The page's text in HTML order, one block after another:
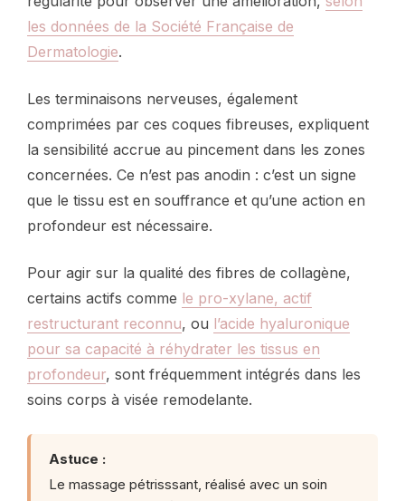
les données de la Société Française de
Dermatologie.
Les terminaisons nerveuses, également
comprimées par ces coques fibreuses, expliquent
la sensibilité accrue au pincement dans les zones
concernées. Ce n’est pas anodin : c’est un signe
que le tissu est en souffrance et qu’une action en
profondeur est nécessaire.
Pour agir sur la qualité des fibres de collagène,
certains actifs comme le pro-xylane, actif
restructurant reconnu, ou l’acide hyaluronique
pour sa capacité à réhydrater les tissus en
profondeur, sont fréquemment intégrés dans les
soins corps à visée remodelante.
Astuce :
Le massage pétrisssant, réalisé avec un soin